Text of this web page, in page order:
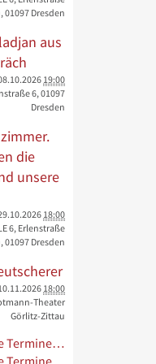
01097 Dresden
aus
19:00
6, 01097
Dresden
die
unsere
18:00
6, Erlenstraße
01097 Dresden
18:00
Theater
Görlitz-Zittau
Termine…